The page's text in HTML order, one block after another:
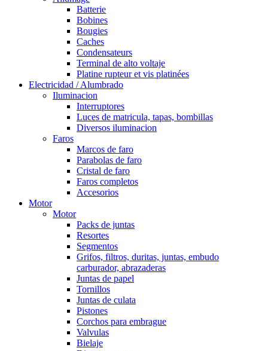
Batterie
Bobines
Bougies
Caches
Condensateurs
Terminal de alto voltaje
Platine rupteur et vis platinées
Electricidad / Alumbrado
Iluminacion
Interruptores
Luces de matricula, tapas, bombillas
Diversos iluminacion
Faros
Marcos de faro
Parabolas de faro
Cristal de faro
Faros completos
Accesorios
Motor
Motor
Packs de juntas
Resortes
Segmentos
Grifos, filtros, duritas, juntas, embudo
carburador, abrazaderas
Juntas de papel
Tornillos
Juntas de culata
Pistones
Corchos para embrague
Valvulas
Bielaje